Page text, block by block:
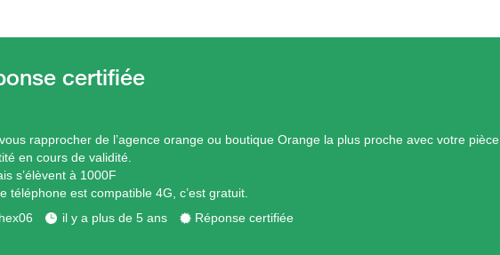
rapprocher de l’agence orange ou boutique Orange la plus proche avec votre pièce
en cours de validité.
s’élèvent à 1000F
téléphone est compatible 4G, c’est gratuit.
il y a plus de 5 ans Réponse certifiée